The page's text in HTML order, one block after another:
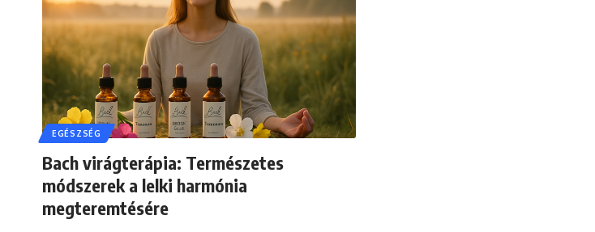
EGÉSZSÉG
Bach virágterápia: Természetes
módszerek a lelki harmónia
megteremtésére